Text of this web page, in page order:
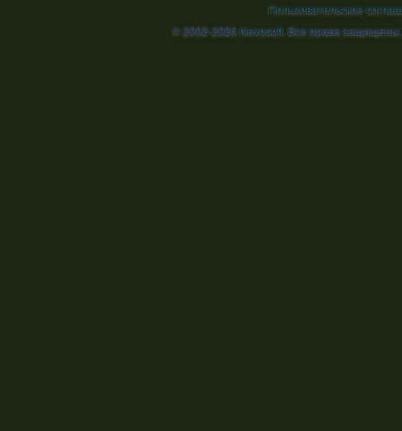
Пользовательское
© 2002-2026Nevosoft. Все права защищены